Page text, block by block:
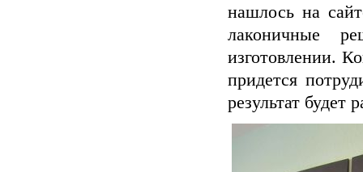
нашлось на
лаконичные
изготовлении.
придется
результат будет